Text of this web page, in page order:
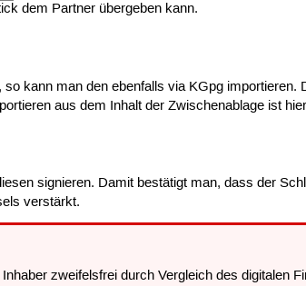
dem Partner übergeben kann.
kann man den ebenfalls via KGpg importieren.
aus dem Inhalt der Zwischenablage ist
signieren. Damit bestätigt man, dass der
verstärkt.
zweifelsfrei durch Vergleich des digitalen